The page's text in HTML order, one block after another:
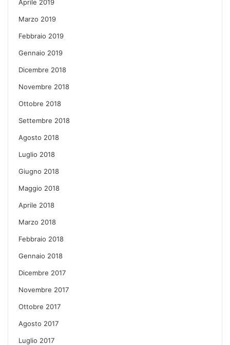
Aprile 2019
Marzo 2019
Febbraio 2019
Gennaio 2019
Dicembre 2018
Novembre 2018
Ottobre 2018
Settembre 2018
Agosto 2018
Luglio 2018
Giugno 2018
Maggio 2018
Aprile 2018
Marzo 2018
Febbraio 2018
Gennaio 2018
Dicembre 2017
Novembre 2017
Ottobre 2017
Agosto 2017
Luglio 2017